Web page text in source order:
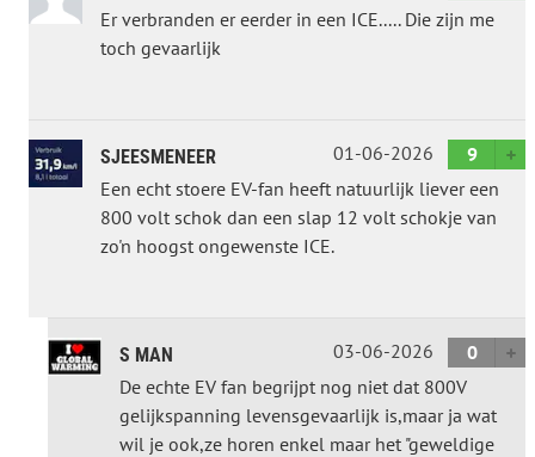
Er verbranden er eerder in een ICE..... Die zijn me
toch gevaarlijk
SJEESMENEER 01-06-2026
9
Een echt stoere EV-fan heeft natuurlijk liever een
800 volt schok dan een slap 12 volt schokje van
zo'n hoogst ongewenste ICE.
S MAN 03-06-2026
0
De echte EV fan begrijpt nog niet dat 800V
gelijkspanning levensgevaarlijk is,maar ja wat
wil je ook,ze horen enkel maar het "geweldige